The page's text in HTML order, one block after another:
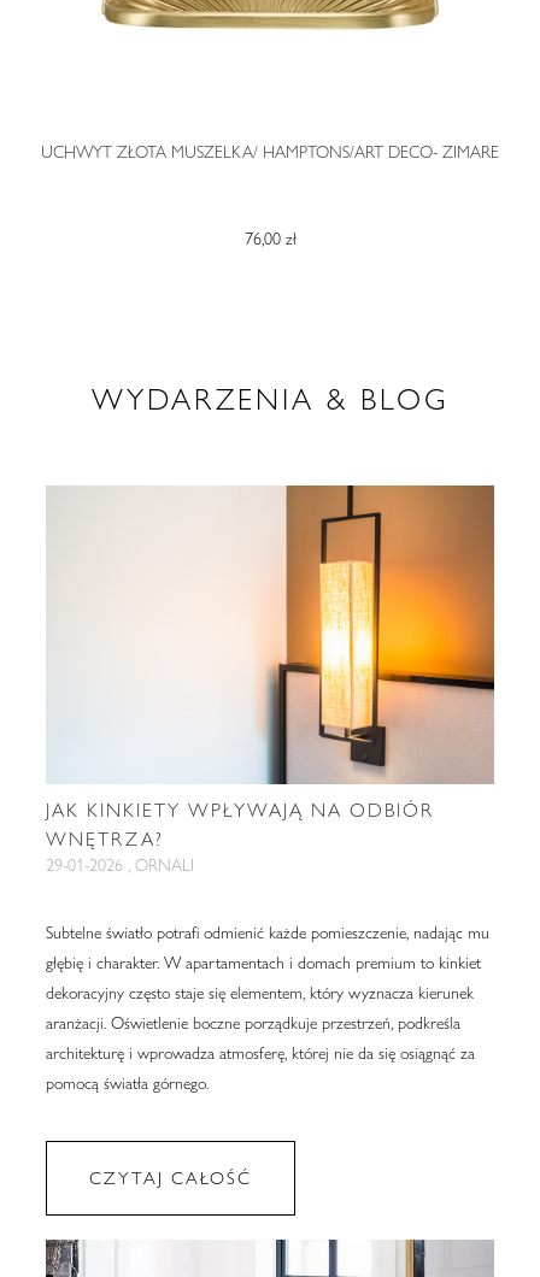
UCHWYT ZŁOTA MUSZELKA/ HAMPTONS/ART DECO- ZIMARE
76,00 zł
WYDARZENIA & BLOG
JAK KINKIETY WPŁYWAJĄ NA ODBIÓR
WNĘTRZA?
29-01-2026 , ORNALI
Subtelne światło potrafi odmienić każde pomieszczenie, nadając mu
głębię i charakter. W apartamentach i domach premium to kinkiet
dekoracyjny często staje się elementem, który wyznacza kierunek
aranżacji. Oświetlenie boczne porządkuje przestrzeń, podkreśla
architekturę i wprowadza atmosferę, której nie da się osiągnąć za
pomocą światła górnego.
CZYTAJ CAŁOŚĆ